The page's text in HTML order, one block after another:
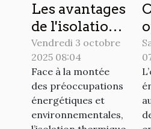
Les avantages
de l'isolation
thermique
par l'extérieur
expliqués
Vendredi 3 octobre
2025 08:04
Face à la montée
des préoccupations
énergétiques et
environnementales,